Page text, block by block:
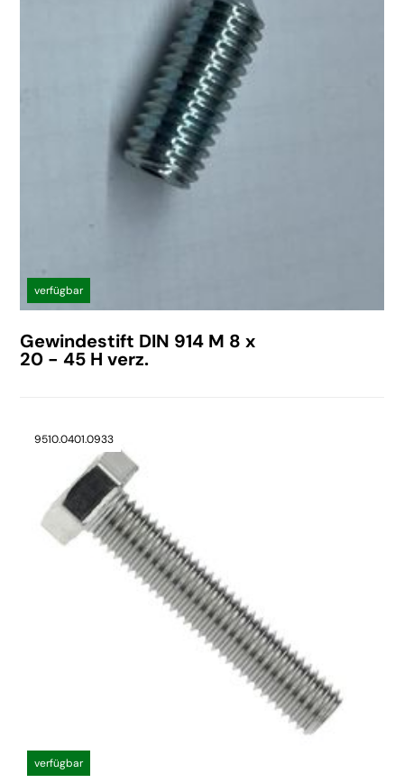
verfügbar
Gewindestift DIN 914 M 8 x
20 - 45 H verz.
9510.0401.0933
verfügbar